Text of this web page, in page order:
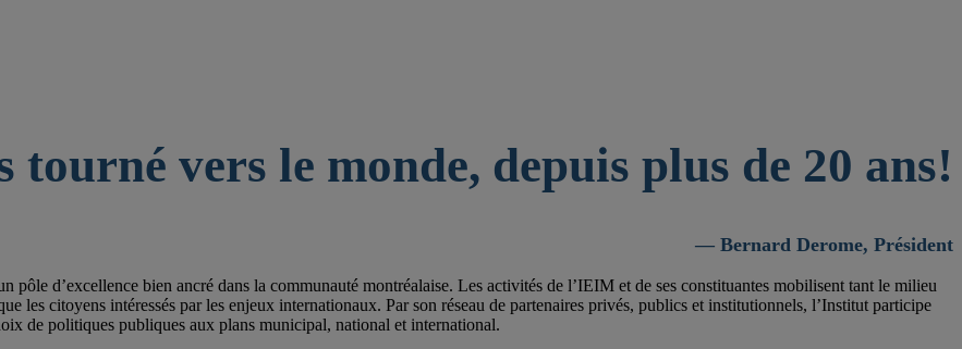
vers le monde, depuis plus de 20 ans!
— Bernard Derome, Président
pôle d’excellence bien ancré dans la communauté montréalaise. Les activités de l’IEIM et de ses constituantes mobilisent tant le milieu
les citoyens intéressés par les enjeux internationaux. Par son réseau de partenaires privés, publics et institutionnels, l’Institut participe
de politiques publiques aux plans municipal, national et international.